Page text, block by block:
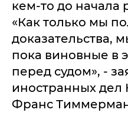
кем-то до начала
«Как только мы
доказательства,
пока виновные в
перед судом», -
иностранных
Франс